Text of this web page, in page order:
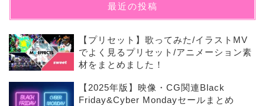
最近の投稿
【プリセット】歌ってみた/イラストMV
でよく見るプリセット/アニメーション素
材をまとめました！
【2025年版】映像・CG関連Black
Friday&Cyber Mondayセールまとめ